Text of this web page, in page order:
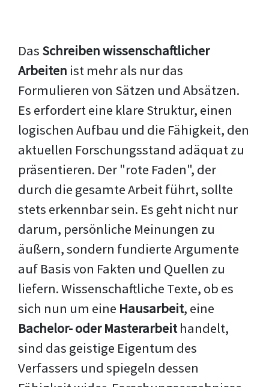
Das Schreiben wissenschaftlicher
Arbeiten ist mehr als nur das
Formulieren von Sätzen und Absätzen.
Es erfordert eine klare Struktur, einen
logischen Aufbau und die Fähigkeit, den
aktuellen Forschungsstand adäquat zu
präsentieren. Der "rote Faden", der
durch die gesamte Arbeit führt, sollte
stets erkennbar sein. Es geht nicht nur
darum, persönliche Meinungen zu
äußern, sondern fundierte Argumente
auf Basis von Fakten und Quellen zu
liefern. Wissenschaftliche Texte, ob es
sich nun um eine Hausarbeit, eine
Bachelor- oder Masterarbeithandelt,
sind das geistige Eigentum des
Verfassers und spiegeln dessen